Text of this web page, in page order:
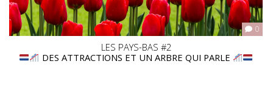
0
LES PAYS-BAS #2
DES ATTRACTIONS ET UN ARBRE QUI PARLE